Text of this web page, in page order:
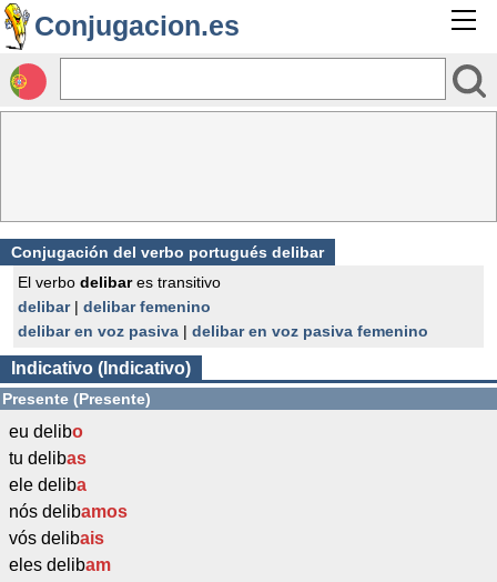
Conjugacion.es
Conjugación del verbo portugués delibar
El verbo delibares transitivo
delibar| delibar femenino
delibar en voz pasiva | delibar en voz pasiva femenino
Indicativo (Indicativo)
Presente (Presente)
eu delibo
tu delibas
ele deliba
nós delibamos
vós delibais
eles delibam